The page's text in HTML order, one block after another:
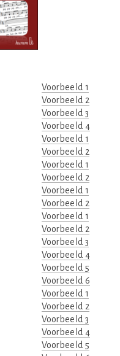
Voorbeeld 1
Voorbeeld 2
Voorbeeld 3
Voorbeeld 4
Voorbeeld 1
Voorbeeld 2
Voorbeeld 1
Voorbeeld 2
Voorbeeld 1
Voorbeeld 2
Voorbeeld 1
Voorbeeld 2
Voorbeeld 3
Voorbeeld 4
Voorbeeld 5
Voorbeeld 6
Voorbeeld 1
Voorbeeld 2
Voorbeeld 3
Voorbeeld 4
Voorbeeld 5